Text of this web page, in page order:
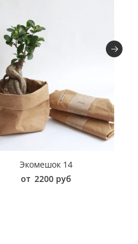
Экомешок 14
от 2200 руб